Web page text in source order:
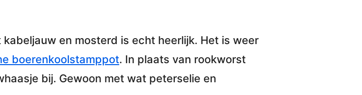
en mosterd is echt heerlijk. Het is weer
boerenkoolstamppot. In plaats van rookworst
bij. Gewoon met wat peterselie en